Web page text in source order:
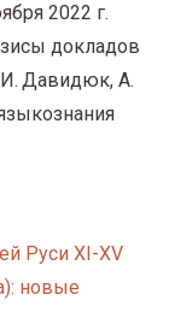
2022 г.
докладов
И. Давидюк, А.
Руси XI-XV
новые